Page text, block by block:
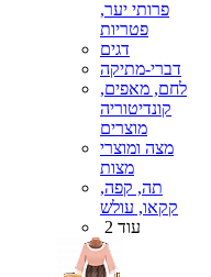
פרותי יער,
פטריות
דגים
דברי-מתיקה
לחם, מאפים,
קונדיטוריה
מוצרים
מצה ומוצרי
מצות
תה, קפה,
קקאו, עולש
עוד 2